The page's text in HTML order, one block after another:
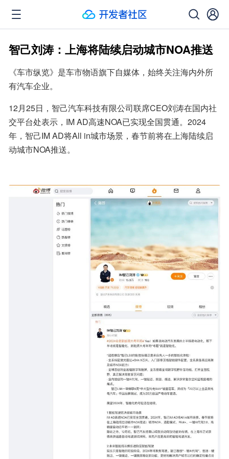
智己刘涛：上海将陆续启动城市NOA推送
《车市纵览》是车市物语旗下自媒体，始终关注海内外所
有汽车企业。
12月25日，智己汽车科技有限公司联席CEO刘涛在国内社
交平台处表示，IM AD高速NOA已实现全国贯通。2024
年，智己IM AD将All in城市场景，春节前将在上海陆续启
动城市NOA推送。